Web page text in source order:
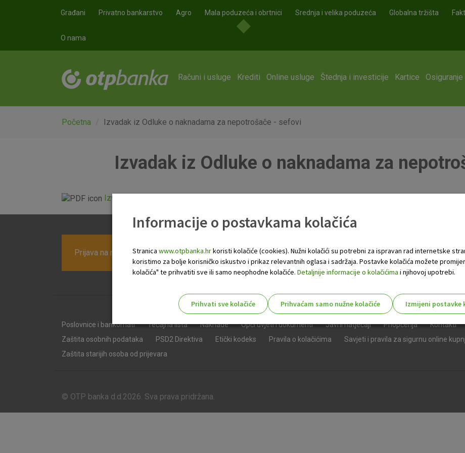
Građani Privatno bankarstvo Agro Mala poduzeća i obrtnici Srednja i velika poduzeća Globalna tržišta
O nama
Računi i usluge Krediti Online usluge Štednja i investicije Kartice Osiguranje
Početna Izvadak iz Odluke o naknadama za nepotrošače - sefovi
Izvadak iz Odluke o naknadama za
Izvadak iz Odluke o naknadama za nepotrošače - sefovi 10-25.pdf
Prijava na newsletter OTP banke
Poslovnice i bankomati Tečajna lista Naknade Opći uvjeti i dokumenti Javni natječaji Priopćenja
Kontakti
Zaštita osobnih podataka
PSD2 Direktiva Etički kodeks Pravila o kolačićima
Savjeti i pravila za sigurnu online
Zaštita starijih osoba od prijevara
© OTP banka d.d.2026. Sva prava pridržana.
Informacije o postavkama kolačića
Stranica www.otpbanka.hrkoristi kolačiće (cookies). Nužni kolačići su potrebni za ispravan rad internetske
koristimo za bolje korisničko iskustvo i prikaz relevantnih oglasa i sadržaja. Postavke kolačića možete
kolačića" te prihvatiti sve ili samo neophodne kolačiće. Detaljnije informacije o kolačićima i njihovoj upotrebi.
Prihvati sve kolačiće Prihvaćam samo nužne kolačiće
Izmijeni postavke